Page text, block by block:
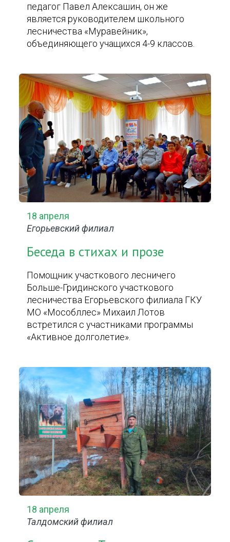
педагог Павел Алексашин, он же
является руководителем школьного
лесничества «Муравейник»,
объединяющего учащихся 4-9 классов.
18 апреля
Егорьевский филиал
Беседа в стихах и прозе
Помощник участкового лесничего
Больше-Гридинского участкового
лесничества Егорьевского филиала ГКУ
МО «Мособллес» Михаил Лотов
встретился с участниками программы
«Активное долголетие».
18 апреля
Талдомский филиал